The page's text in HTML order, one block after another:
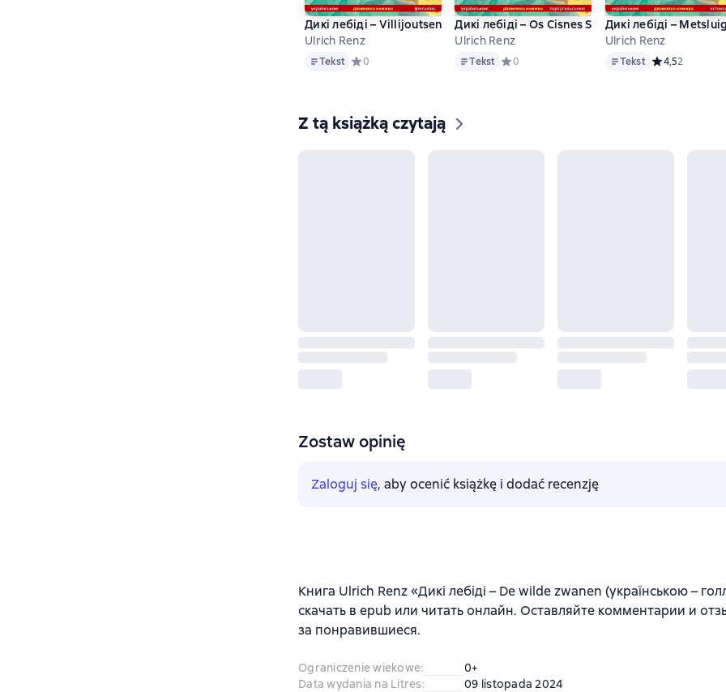
Дикі лебіді – Villijoutsenet (українською – фінською)
Ulrich Renz
TekstTekst Средний рейтинг 0 на основе 0 оценок
0
Дикі лебіді – Os Cisnes Selvagens (українською
Ulrich Renz
TekstTekst Средний рейтинг 0 на основе 0 оценок
0
Дикі лебіді –
Ulrich Renz
TekstTekst Средний
4,52
Z tą książką czytają
Zostaw opinię
Zaloguj się, aby ocenić książkę i dodać recenzję
Книга Ulrich Renz «Дикі лебіді – De wilde zwanen (українською –
скачать в epub или читать онлайн. Оставляйте комментарии и
за понравившиеся.
Ograniczenie wiekowe:
0+
Data wydania na Litres:
09 listopada 2024